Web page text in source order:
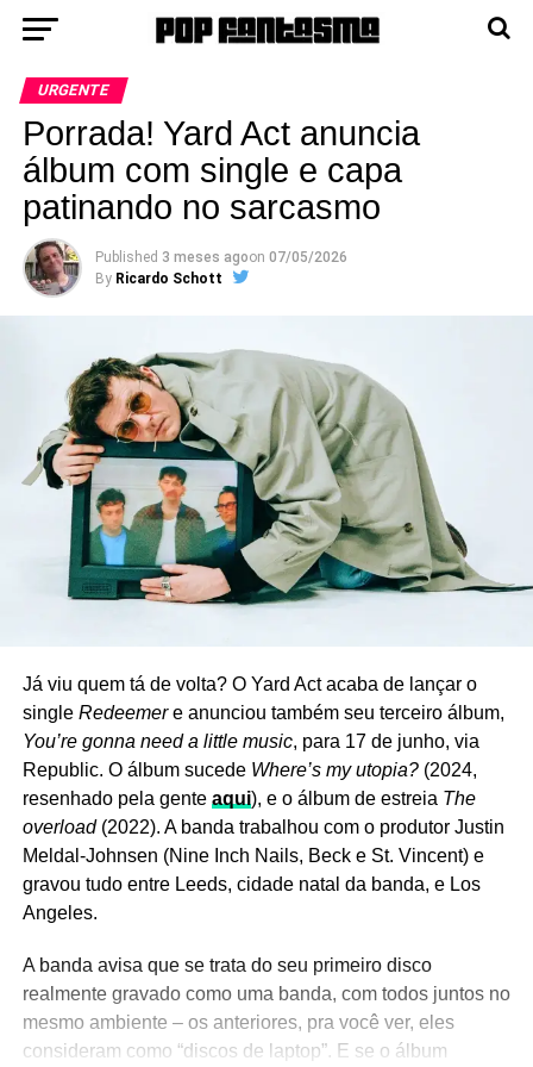
URGENTE
Porrada! Yard Act anuncia
álbum com single e capa
patinando no sarcasmo
Published 3 meses agoon 07/05/2026
By Ricardo Schott
Já viu quem tá de volta? O Yard Act acaba de lançar o
single Redeemere anunciou também seu terceiro álbum,
You’re gonna need a little music, para 17 de junho, via
Republic. O álbum sucede Where’s my utopia?(2024,
resenhado pela gente aqui), e o álbum de estreia The
overload(2022). A banda trabalhou com o produtor Justin
Meldal-Johnsen (Nine Inch Nails, Beck e St. Vincent) e
gravou tudo entre Leeds, cidade natal da banda, e Los
Angeles.
A banda avisa que se trata do seu primeiro disco
realmente gravado como uma banda, com todos juntos no
mesmo ambiente – os anteriores, pra você ver, eles
consideram como “discos de laptop”. E se o álbum